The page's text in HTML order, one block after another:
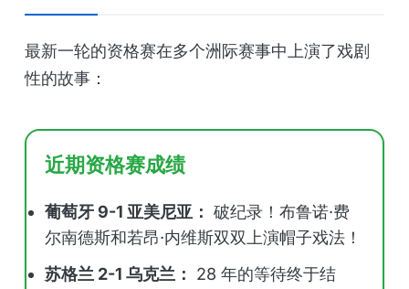
最新一轮的资格赛在多个洲际赛事中上演了戏剧
性的故事：
近期资格赛成绩
葡萄牙 9-1 亚美尼亚： 破纪录！布鲁诺·费
尔南德斯和若昂·内维斯双双上演帽子戏法！
苏格兰 2-1 乌克兰：
28 年的等待终于结